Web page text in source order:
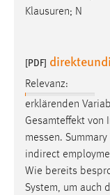
Klausuren; N
[PDF]
Relevanz:
erklärenden
Gesamteffekt von
messen.
indirect
Wie bereits
System, um auch